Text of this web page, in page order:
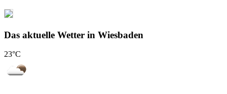
Das aktuelle Wetter in Wiesbaden
23°C